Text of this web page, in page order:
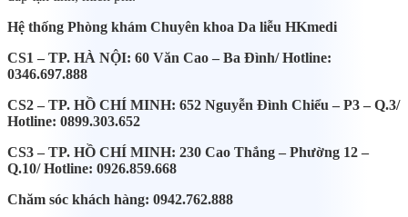
Hệ thống Phòng khám Chuyên khoa Da liễu HKmedi
CS1 – TP. HÀ NỘI: 60 Văn Cao – Ba Đình/ Hotline:
0346.697.888
CS2 – TP. HỒ CHÍ MINH: 652 Nguyễn Đình Chiểu – P3 – Q.3/
Hotline: 0899.303.652
CS3 – TP. HỒ CHÍ MINH: 230 Cao Thắng – Phường 12 –
Q.10/ Hotline: 0926.859.668
Chăm sóc khách hàng: 0942.762.888